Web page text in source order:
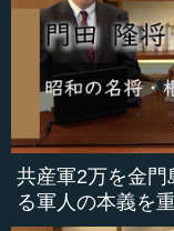
共産軍2万を金
る軍人の本義を